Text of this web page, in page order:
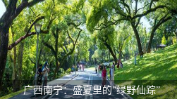
广西南宁：盛夏里的“绿野仙踪”